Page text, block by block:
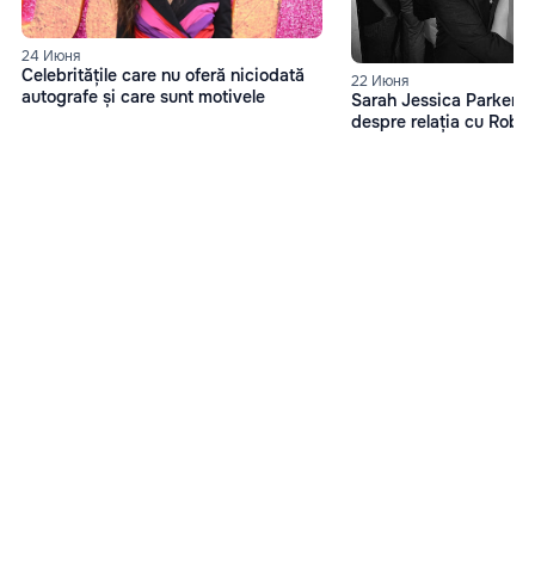
24 Июня
Celebritățile care nu oferă niciodată
autografe și care sunt motivele
22 Июня
Sarah Jessica Parker,
despre relația cu